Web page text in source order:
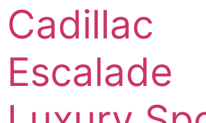
Cadillac
Escalade